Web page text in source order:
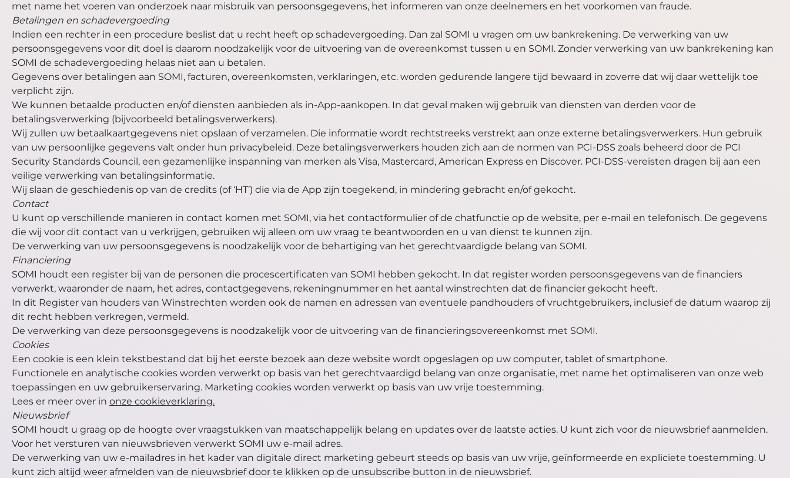
met name het voeren van onderzoek naar misbruik van persoonsgegevens, het informeren van onze deelnemers en het voorkomen van fraude.
Betalingen en schadevergoeding
Indien een rechter in een procedure beslist dat u recht heeft op schadevergoeding. Dan zal SOMI u vragen om uw bankrekening. De verwerking van uw
persoonsgegevens voor dit doel is daarom noodzakelijk voor de uitvoering van de overeenkomst tussen u en SOMI. Zonder verwerking van uw bankrekening kan
SOMI de schadevergoeding helaas niet aan u betalen.
Gegevens over betalingen aan SOMI, facturen, overeenkomsten, verklaringen, etc. worden gedurende langere tijd bewaard in zoverre dat wij daar wettelijk toe
verplicht zijn.
We kunnen betaalde producten en/of diensten aanbieden als in-App-aankopen. In dat geval maken wij gebruik van diensten van derden voor de
betalingsverwerking (bijvoorbeeld betalingsverwerkers).
Wij zullen uw betaalkaartgegevens niet opslaan of verzamelen. Die informatie wordt rechtstreeks verstrekt aan onze externe betalingsverwerkers. Hun gebruik
van uw persoonlijke gegevens valt onder hun privacybeleid. Deze betalingsverwerkers houden zich aan de normen van PCI-DSS zoals beheerd door de PCI
Security Standards Council, een gezamenlijke inspanning van merken als Visa, Mastercard, American Express en Discover. PCI-DSS-vereisten dragen bij aan een
veilige verwerking van betalingsinformatie.
Wij slaan de geschiedenis op van de credits (of ‘HT’) die via de App zijn toegekend, in mindering gebracht en/of gekocht.
Contact
U kunt op verschillende manieren in contact komen met SOMI, via het contactformulier of de chatfunctie op de website, per e-mail en telefonisch. De gegevens
die wij voor dit contact van u verkrijgen, gebruiken wij alleen om uw vraag te beantwoorden en u van dienst te kunnen zijn.
De verwerking van uw persoonsgegevens is noodzakelijk voor de behartiging van het gerechtvaardigde belang van SOMI.
Financiering
SOMI houdt een register bij van de personen die procescertificaten van SOMI hebben gekocht. In dat register worden persoonsgegevens van de financiers
verwerkt, waaronder de naam, het adres, contactgegevens, rekeningnummer en het aantal winstrechten dat de financier gekocht heeft.
In dit Register van houders van Winstrechten worden ook de namen en adressen van eventuele pandhouders of vruchtgebruikers, inclusief de datum waarop zij
dit recht hebben verkregen, vermeld.
De verwerking van deze persoonsgegevens is noodzakelijk voor de uitvoering van de financieringsovereenkomst met SOMI.
Cookies
Een cookie is een klein tekstbestand dat bij het eerste bezoek aan deze website wordt opgeslagen op uw computer, tablet of smartphone.
Functionele en analytische cookies worden verwerkt op basis van het gerechtvaardigd belang van onze organisatie, met name het optimaliseren van onze web
toepassingen en uw gebruikerservaring. Marketing cookies worden verwerkt op basis van uw vrije toestemming.
Lees er meer over in onze cookieverklaring.
Nieuwsbrief
SOMI houdt u graag op de hoogte over vraagstukken van maatschappelijk belang en updates over de laatste acties. U kunt zich voor de nieuwsbrief aanmelden.
Voor het versturen van nieuwsbrieven verwerkt SOMI uw e-mail adres.
De verwerking van uw e-mailadres in het kader van digitale direct marketing gebeurt steeds op basis van uw vrije, geïnformeerde en expliciete toestemming. U
kunt zich altijd weer afmelden van de nieuwsbrief door te klikken op de unsubscribe button in de nieuwsbrief.